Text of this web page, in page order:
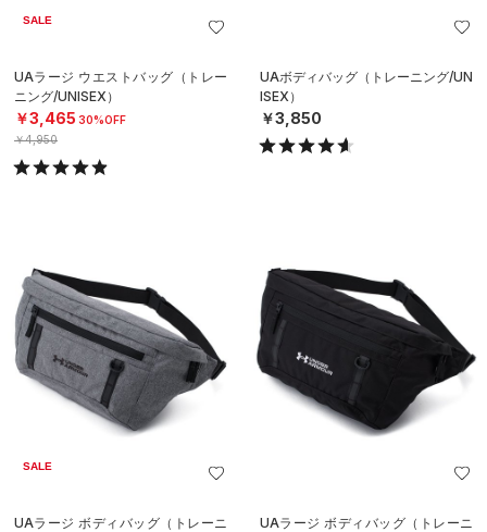
SALE
UAラージ ウエストバッグ（トレー
ニング/UNISEX）
￥3,465 30%OFF
￥4,950
UAボディバッグ（トレーニング/UN
ISEX）
￥3,850
SALE
UAラージ ボディバッグ（トレーニ
UAラージ ボディバッグ（トレーニ